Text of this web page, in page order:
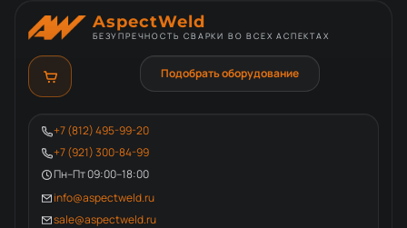
AspectWeld
БЕЗУПРЕЧНОСТЬ СВАРКИ ВО ВСЕХ АСПЕКТАХ
+7 (812) 495-99-20
+7 (921) 300-84-99
Пн–Пт 09:00–18:00
info@aspectweld.ru
sale@aspectweld.ru
Подобрать оборудование